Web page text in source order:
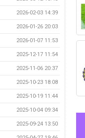
2026-02-03 14:39
2026-01-26 20:03
2026-01-07 11:53
2025-12-17 11:54
2025-11-06 20:37
2025-10-23 18:08
2025-10-19 11:44
2025-10-04 09:34
2025-09-24 13:50